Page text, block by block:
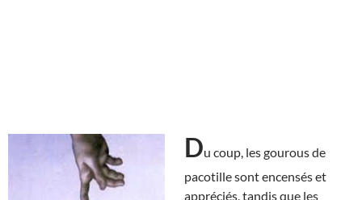
Du coup, les gourous de
pacotille sont encensés et
appréciés, tandis que les